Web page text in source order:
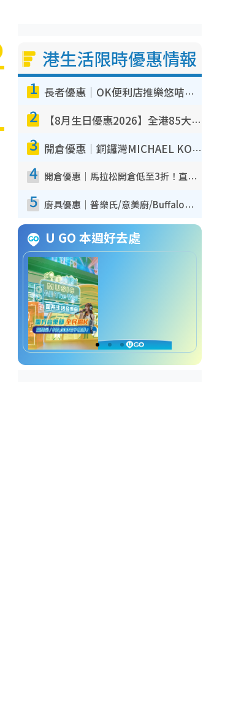
港生活限時優惠情報
1 長者優惠｜OK便利店推樂悠咭優惠！買麵包/牛奶/保健品拍卡即減
2 【8月生日優惠2026】全港85大食買玩著數攻略 自助餐/火鍋放題同行免費＋誠品/DONKI送現金券
3 開倉優惠｜銅鑼灣MICHAEL KORS開倉低至17折！直擊$500起買手袋/銀包/鞋款 必買經典Jet Set系列
4 開倉優惠｜馬拉松開倉低至3折！直擊$99起買adidas／New Balance／Puma鞋款 STANLEY保溫杯劈價至$119起
5 廚具優惠｜普樂氏/意美廚/Buffalo廚具低至3折！$89起買煎鍋／炒鑊／個人鍋 同場小家電激減至$99起
U GO 本週好去處